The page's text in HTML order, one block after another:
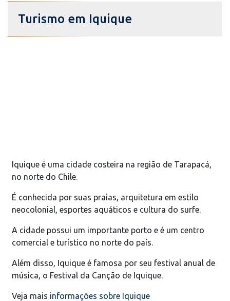
Turismo em Iquique
Iquique é uma cidade costeira na região de Tarapacá,
no norte do Chile.
É conhecida por suas praias, arquitetura em estilo
neocolonial, esportes aquáticos e cultura do surfe.
A cidade possui um importante porto e é um centro
comercial e turístico no norte do país.
Além disso, Iquique é famosa por seu festival anual de
música, o Festival da Canção de Iquique.
Veja mais informações sobre Iquique